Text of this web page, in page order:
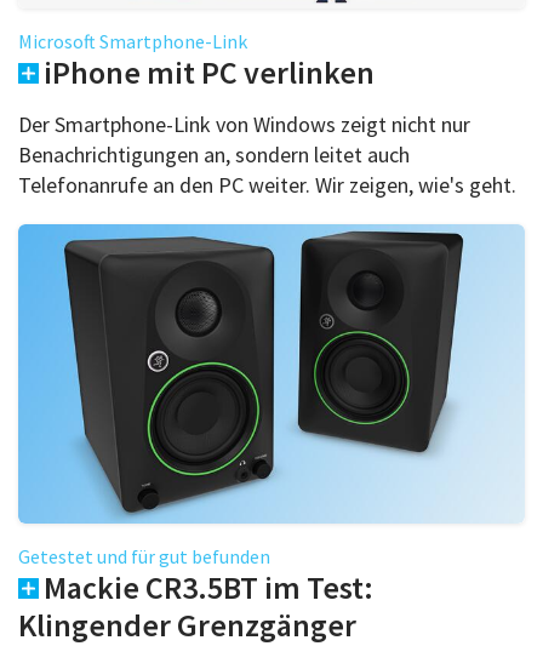
Microsoft Smartphone-Link
iPhone mit PC verlinken
Der Smartphone-Link von Windows zeigt nicht nur
Benachrichtigungen an, sondern leitet auch
Telefonanrufe an den PC weiter. Wir zeigen, wie's geht.
Getestet und für gut befunden
Mackie CR3.5BT im Test:
Klingender Grenzgänger